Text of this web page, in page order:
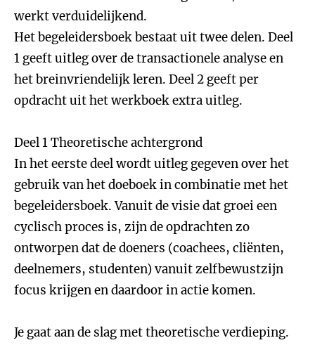
werkt verduidelijkend.
Het begeleidersboek bestaat uit twee delen. Deel
1 geeft uitleg over de transactionele analyse en
het breinvriendelijk leren. Deel 2 geeft per
opdracht uit het werkboek extra uitleg.
Deel 1 Theoretische achtergrond
In het eerste deel wordt uitleg gegeven over het
gebruik van het doeboek in combinatie met het
begeleidersboek. Vanuit de visie dat groei een
cyclisch proces is, zijn de opdrachten zo
ontworpen dat de doeners (coachees, cliënten,
deelnemers, studenten) vanuit zelfbewustzijn
focus krijgen en daardoor in actie komen.
Je gaat aan de slag met theoretische verdieping.